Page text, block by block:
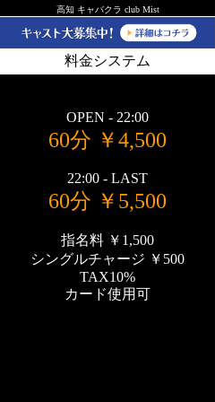
高知 キャバクラ club Mist
料金システム
OPEN - 22:00
60分 ￥4,500
22:00 - LAST
60分 ￥5,500
指名料 ￥1,500
シングルチャージ ￥500
TAX10%
カード使用可